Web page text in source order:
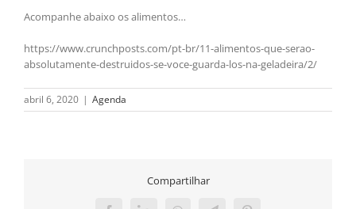
Acompanhe abaixo os alimentos…
https://www.crunchposts.com/pt-br/11-alimentos-que-serao-
absolutamente-destruidos-se-voce-guarda-los-na-geladeira/2/
abril 6, 2020 | Agenda
Compartilhar